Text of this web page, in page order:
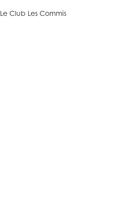
Le Club Les Commis